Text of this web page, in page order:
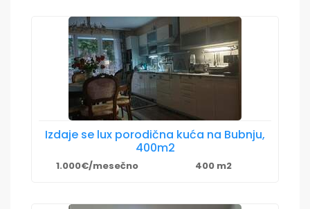
Izdaje se lux porodična kuća na Bubnju,
400m2
1.000€/mesečno 400 m2